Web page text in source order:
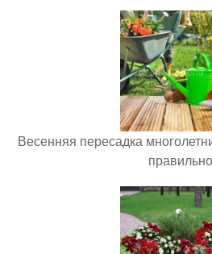
Весенняя пересадка
правильно